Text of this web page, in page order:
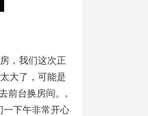
，我们这次正
大了，可能是
前台换房间。,
一下午非常开心